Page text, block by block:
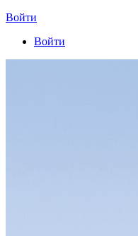
Войти
Войти